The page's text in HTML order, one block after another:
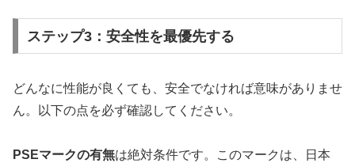
ステップ3：安全性を最優先する
どんなに性能が良くても、安全でなければ意味がありませ
ん。以下の点を必ず確認してください。
PSEマークの有無は絶対条件です。このマークは、日本